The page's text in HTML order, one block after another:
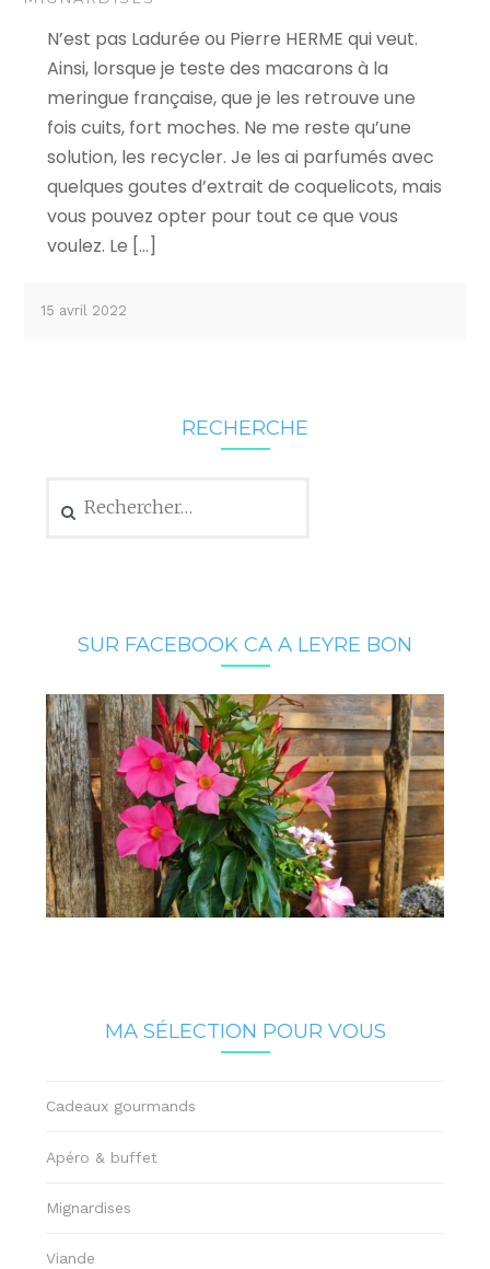
N’est pas Ladurée ou Pierre HERME qui veut.
Ainsi, lorsque je teste des macarons à la
meringue française, que je les retrouve une
fois cuits, fort moches. Ne me reste qu’une
solution, les recycler. Je les ai parfumés avec
quelques goutes d’extrait de coquelicots, mais
vous pouvez opter pour tout ce que vous
voulez. Le […]
15 avril 2022
RECHERCHE
SUR FACEBOOK CA A LEYRE BON
MA SÉLECTION POUR VOUS
Cadeaux gourmands
Apéro & buffet
Mignardises
Viande